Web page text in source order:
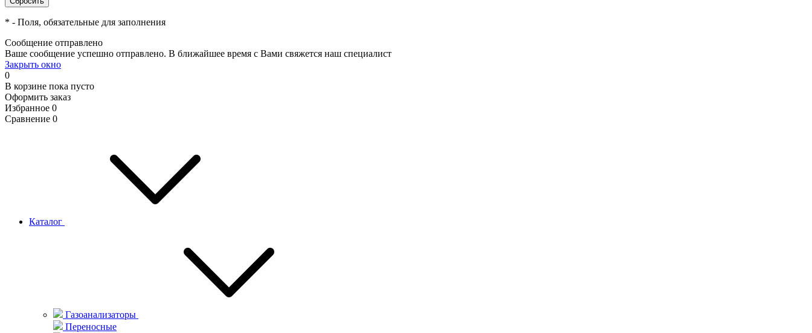
* - Поля, обязательные для заполнения
Сообщение отправлено
Ваше сообщение успешно отправлено. В ближайшее время с Вами свяжется наш специалист
Закрыть окно
0
В корзине пока пусто
Оформить заказ
Избранное 0
Сравнение 0
Каталог
Газоанализаторы
Переносные